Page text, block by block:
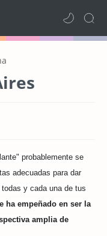
probablemente se
adecuadas para dar
y cada una de tus
ha empeñado en ser la
amplia de